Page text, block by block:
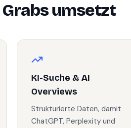
Grabsumsetzt
KI-Suche & AI
Overviews
Strukturierte Daten, damit
ChatGPT, Perplexity und